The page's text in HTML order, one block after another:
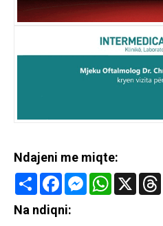
Ndajeni me miqte:
Share FacebookMessenger
WhatsApp
X
Na ndiqni: